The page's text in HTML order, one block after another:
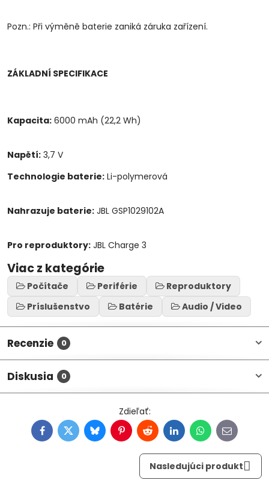
Pozn.: Při výměně baterie zaniká záruka zařízení.
ZÁKLADNÍ SPECIFIKACE
Kapacita: 6000 mAh (22,2 Wh)
Napětí: 3,7 V
Technologie baterie: Li-polymerová
Nahrazuje baterie: JBL GSP1029102A
Pro reproduktory: JBL Charge 3
Viac z kategórie
Počítače Periférie
Reproduktory
Príslušenstvo
Batérie Audio / Video
Recenzie 0
Diskusia 0
FacebookTwitterBlueskyPinterestRedditLinkedInWhatsApp
E-
mail
Nasledujúci produkt